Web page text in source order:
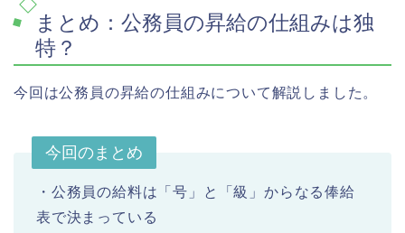
まとめ：公務員の昇給の仕組みは独
特？
今回は公務員の昇給の仕組みについて解説しました。
今回のまとめ
・公務員の給料は「号」と「級」からなる俸給
表で決まっている